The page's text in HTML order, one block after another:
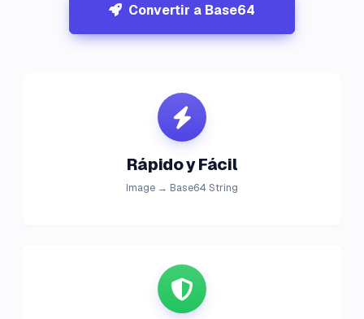
Convertir a Base64
Rápido y Fácil
Image → Base64 String